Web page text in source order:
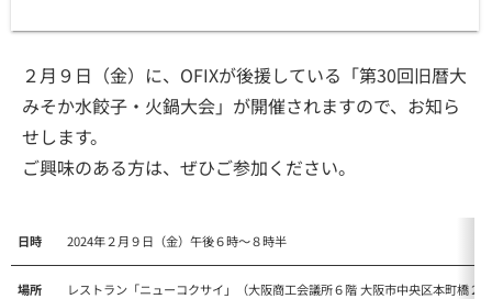
２月９日（金）に、OFIXが後援している「第30回旧暦大
みそか水餃子・火鍋大会」が開催されますので、お知ら
せします。
ご興味のある方は、ぜひご参加ください。
日時 2024年２月９日（金）午後６時～８時半
場所 レストラン「ニューコクサイ」（大阪商工会議所６階 大阪市中央区本町橋２−